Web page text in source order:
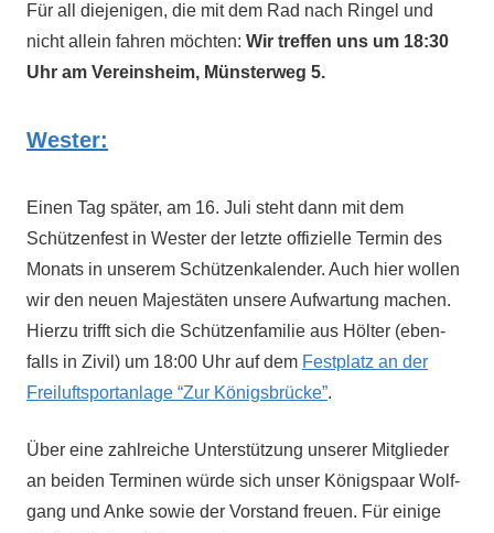
Für all diejeni­gen, die mit dem Rad nach Ringel und
nicht allein fahren möcht­en: Wir tre­f­fen uns um 18:30
Uhr am Vere­in­sheim, Mün­ster­weg 5.
West­er:
Einen Tag später, am 16. Juli ste­ht dann mit dem
Schützen­fest in West­er der let­zte offizielle Ter­min des
Monats in unserem Schützenkalen­der. Auch hier wollen
wir den neuen Majestäten unsere Aufwartung machen.
Hierzu trifft sich die Schützen­fam­i­lie aus Höl­ter (eben­
falls in Ziv­il) um 18:00 Uhr auf dem Fest­platz an der
Freiluft­sportan­lage “Zur Königs­brücke”.
Über eine zahlre­iche Unter­stützung unser­er Mit­glieder
an bei­den Ter­mi­nen würde sich unser Königspaar Wolf­
gang und Anke sowie der Vor­stand freuen. Für einige